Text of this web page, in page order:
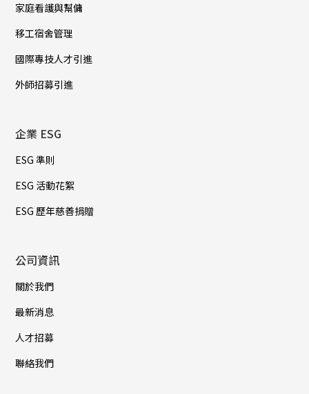
家庭看護與幫傭
移工宿舍管理
國際專技人才引進
外師招募引進
企業 ESG
ESG 準則
ESG 活動花絮
ESG 歷年慈善捐贈
公司資訊
關於我們
最新消息
人才招募
聯絡我們